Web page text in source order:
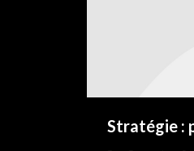
Stratégie :